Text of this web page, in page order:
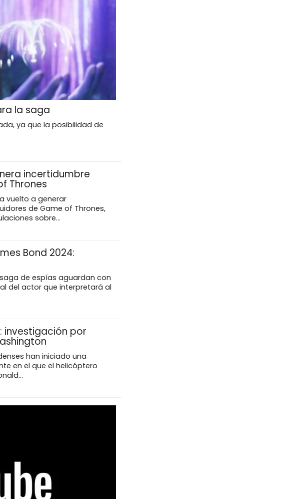
la saga
ya que la posibilidad de
incertidumbre
Thrones
vuelto a generar
de Game of Thrones,
sobre...
Bond 2024:
de espías aguardan con
del actor que interpretará al
investigación por
han iniciado una
en el que el helicóptero